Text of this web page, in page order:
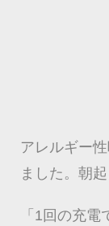
アレルギー
ました。朝
「1回の充